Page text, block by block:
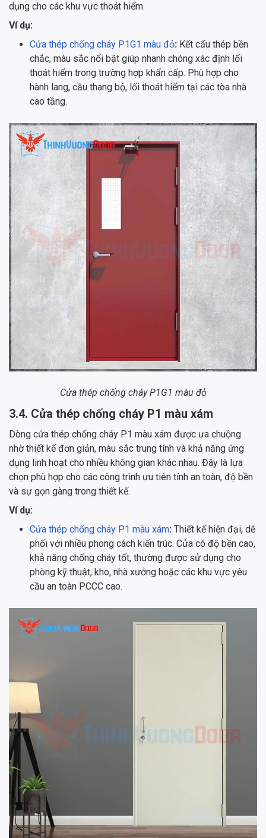
dụng cho các khu vực thoát hiểm.
Ví dụ:
Cửa thép chống cháy P1G1 màu đỏ: Kết cấu thép bền
chắc, màu sắc nổi bật giúp nhanh chóng xác định lối
thoát hiểm trong trường hợp khẩn cấp. Phù hợp cho
hành lang, cầu thang bộ, lối thoát hiểm tại các tòa nhà
cao tầng.
Cửa thép chống cháy P1G1 màu đỏ
3.4. Cửa thép chống cháy P1 màu xám
Dòng cửa thép chống cháy P1 màu xám được ưa chuộng
nhờ thiết kế đơn giản, màu sắc trung tính và khả năng ứng
dụng linh hoạt cho nhiều không gian khác nhau. Đây là lựa
chọn phù hợp cho các công trình ưu tiên tính an toàn, độ bền
và sự gọn gàng trong thiết kế.
Ví dụ:
Cửa thép chống cháy P1 màu xám: Thiết kế hiện đại, dễ
phối với nhiều phong cách kiến trúc. Cửa có độ bền cao,
khả năng chống cháy tốt, thường được sử dụng cho
phòng kỹ thuật, kho, nhà xưởng hoặc các khu vực yêu
cầu an toàn PCCC cao.